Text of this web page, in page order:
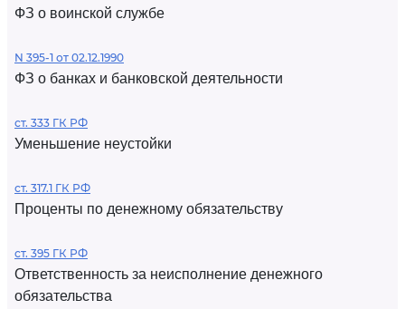
ФЗ о воинской службе
N 395-1 от 02.12.1990
ФЗ о банках и банковской деятельности
ст. 333 ГК РФ
Уменьшение неустойки
ст. 317.1 ГК РФ
Проценты по денежному обязательству
ст. 395 ГК РФ
Ответственность за неисполнение денежного
обязательства